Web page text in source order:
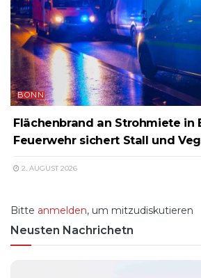
BONN
Flächenbrand an Strohmiete in
Feuerwehr sichert Stall und
2. AUGUST 2026
Bitte anmelden, um mitzudiskutieren
Neusten Nachrichetn